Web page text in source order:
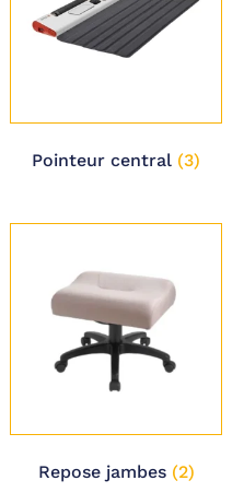
Pointeur central (3)
Repose jambes (2)